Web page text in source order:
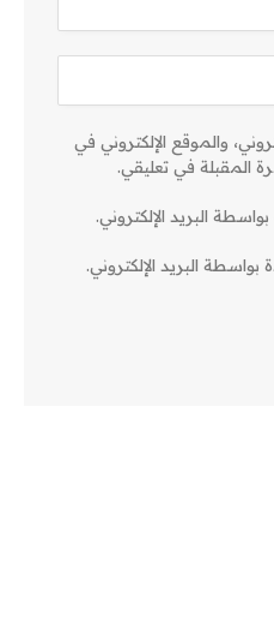
والموقع الإلكتروني في
المقبلة في تعليقي.
البريد الإلكتروني.
البريد الإلكتروني.